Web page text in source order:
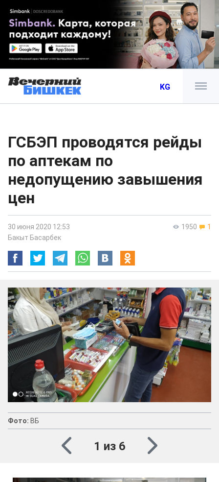
KG
ГСБЭП проводятся рейды
по аптекам по
недопущению завышения
цен
1950 1
30 июня 2020 12:53
Бакыт Басарбек
Фото: ВБ
1 из 6